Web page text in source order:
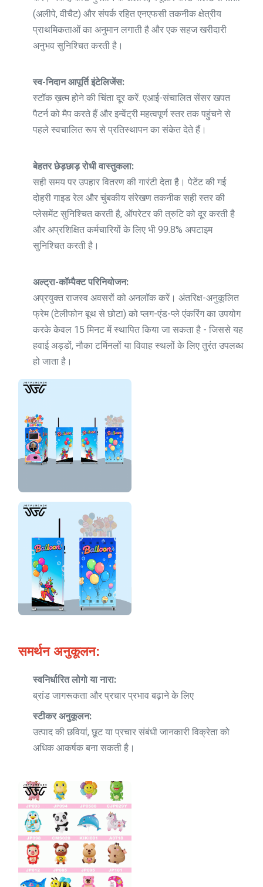
(अलीपे, वीचैट) और संपर्क रहित एनएफसी तकनीक क्षेत्रीय
प्राथमिकताओं का अनुमान लगाती है और एक सहज खरीदारी
अनुभव सुनिश्चित करती है।
स्व-निदान आपूर्ति इंटेलिजेंस:
स्टॉक ख़त्म होने की चिंता दूर करें. एआई-संचालित सेंसर खपत
पैटर्न को मैप करते हैं और इन्वेंट्री महत्वपूर्ण स्तर तक पहुंचने से
पहले स्वचालित रूप से प्रतिस्थापन का संकेत देते हैं।
बेहतर छेड़छाड़ रोधी वास्तुकला:
सही समय पर उपहार वितरण की गारंटी देता है। पेटेंट की गई
दोहरी गाइड रेल और चुंबकीय संरेखण तकनीक सही स्तर की
प्लेसमेंट सुनिश्चित करती है, ऑपरेटर की त्रुटि को दूर करती है
और अप्रशिक्षित कर्मचारियों के लिए भी 99.8% अपटाइम
सुनिश्चित करती है।
अल्ट्रा-कॉम्पैक्ट परिनियोजन:
अप्रयुक्त राजस्व अवसरों को अनलॉक करें। अंतरिक्ष-अनुकूलित
फ्रेम (टेलीफोन बूथ से छोटा) को प्लग-एंड-प्ले एंकरिंग का उपयोग
करके केवल 15 मिनट में स्थापित किया जा सकता है - जिससे यह
हवाई अड्डों, नौका टर्मिनलों या विवाह स्थलों के लिए तुरंत उपलब्ध
हो जाता है।
समर्थन अनुकूलन:
स्वनिर्धारित लोगो या नारा:
ब्रांड जागरूकता और प्रचार प्रभाव बढ़ाने के लिए
स्टीकर अनुकूलन:
उत्पाद की छवियां, छूट या प्रचार संबंधी जानकारी विक्रेता को
अधिक आकर्षक बना सकती है।